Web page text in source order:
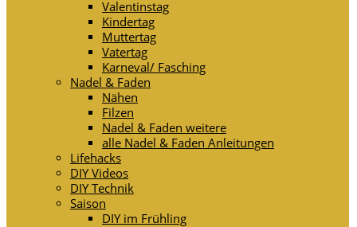
Valentinstag
Kindertag
Muttertag
Vatertag
Karneval/ Fasching
Nadel & Faden
Nähen
Filzen
Nadel & Faden weitere
alle Nadel & Faden Anleitungen
Lifehacks
DIY Videos
DIY Technik
Saison
DIY im Frühling